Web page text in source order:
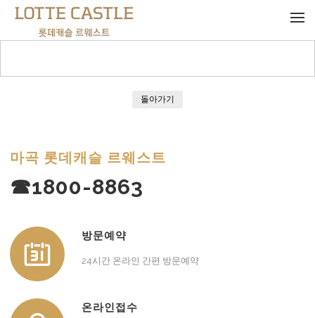
메뉴 건너뛰기
돌아가기
마곡 롯데캐슬 르웨스트
☎1800-8863
방문예약
24시간 온라인 간편 방문예약
온라인접수